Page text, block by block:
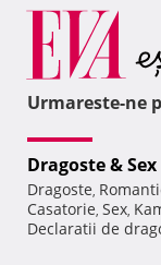
Urmareste-ne
Dragoste & Sex
Dragoste,
Casatorie, Sex,
Declaratii de